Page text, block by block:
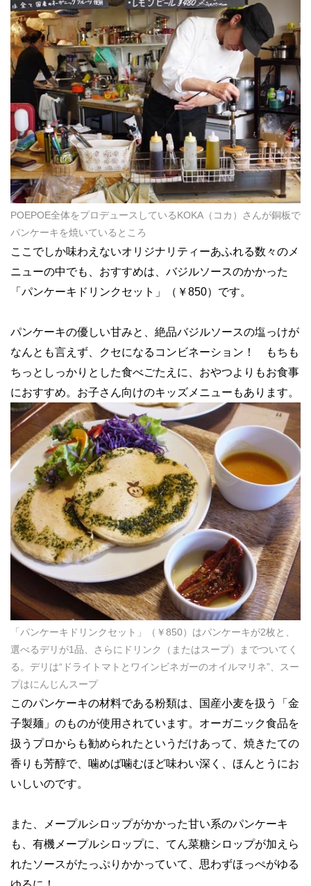
POEPOE全体をプロデュースしているKOKA（コカ）さんが銅板で
パンケーキを焼いているところ
ここでしか味わえないオリジナリティーあふれる数々のメ
ニューの中でも、おすすめは、バジルソースのかかった
「パンケーキドリンクセット」（￥850）です。
パンケーキの優しい甘みと、絶品バジルソースの塩っけが
なんとも言えず、クセになるコンビネーション！ もちも
ちっとしっかりとした食べごたえに、おやつよりもお食事
におすすめ。お子さん向けのキッズメニューもあります。
「パンケーキドリンクセット」（￥850）はパンケーキが2枚と、
選べるデリが1品、さらにドリンク（またはスープ）までついてく
る。デリは“ドライトマトとワインビネガーのオイルマリネ”、スー
プはにんじんスープ
このパンケーキの材料である粉類は、国産小麦を扱う「金
子製麺」のものが使用されています。オーガニック食品を
扱うプロからも勧められたというだけあって、焼きたての
香りも芳醇で、噛めば噛むほど味わい深く、ほんとうにお
いしいのです。
また、メープルシロップがかかった甘い系のパンケーキ
も、有機メープルシロップに、てん菜糖シロップが加えら
れたソースがたっぷりかかっていて、思わずほっぺがゆる